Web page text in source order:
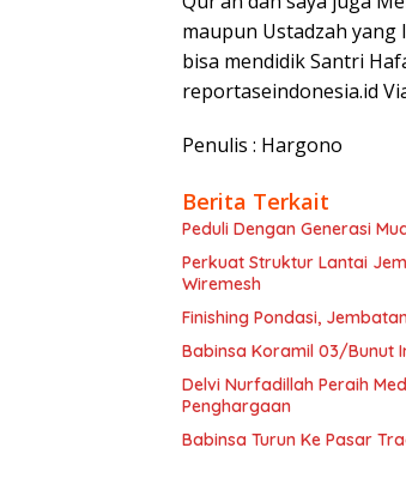
maupun Ustadzah yang
bisa mendidik Santri
reportaseindonesia.id
Penulis : Hargono
Berita Terkait
Peduli Dengan Generasi
Perkuat Struktur Lantai
Wiremesh
Finishing Pondasi,
Babinsa Koramil 03/Bunut
Delvi Nurfadillah Peraih
Penghargaan
Babinsa Turun Ke Pasar